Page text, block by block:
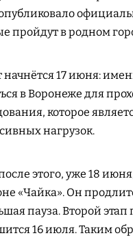
пройдут в родном
начнётся 17 июня:
в Воронеже для
которое
нагрузок.
этого, уже 18
«Чайка». Он
пауза. Второй
16 июля. Таким